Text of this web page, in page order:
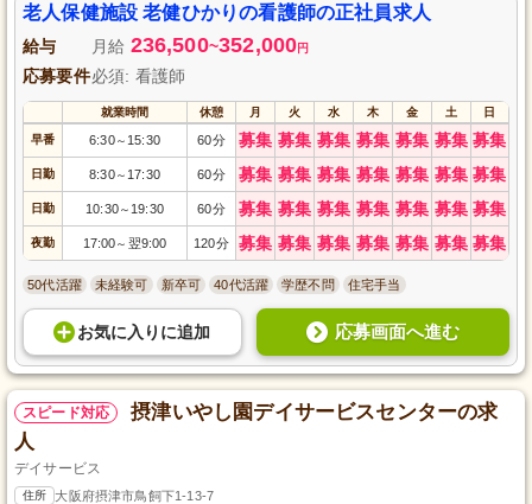
老人保健施設 老健ひかりの看護師の正社員求人
給与 月給 236,500~352,000円
応募要件必須: 看護師
就業時間 休憩 月 火 水 木 金 土 日
早番 6:30～ 15:30 60分 募集 募集 募集 募集 募集 募集 募集
日勤 8:30～ 17:30 60分 募集 募集 募集 募集 募集 募集 募集
日勤 10:30～ 19:30 60分 募集 募集 募集 募集 募集 募集 募集
夜勤 17:00～ 翌9:00 120分 募集 募集 募集 募集 募集 募集 募集
50代活躍 未経験可 新卒可 40代活躍 学歴不問 住宅手当
お気に入り に追加 応募画面へ進む
スピード対応
摂津いやし園デイサービスセンターの求
人
デイサービス
住所 大阪府摂津市鳥飼下1-13-7